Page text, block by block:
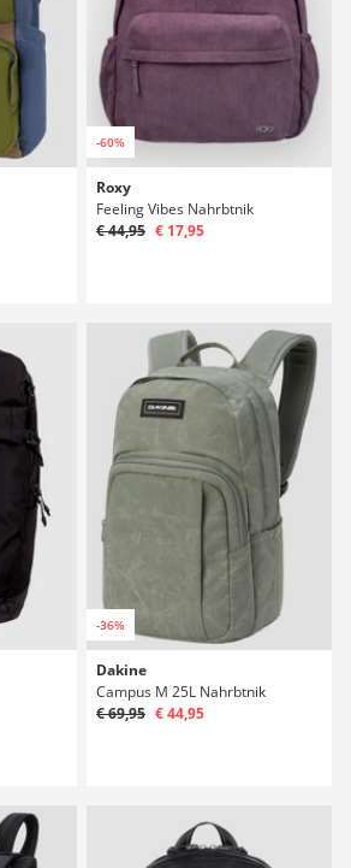
-60%
Roxy
Feeling Vibes Nahrbtnik
€ 44,95 € 17,95
-36%
Dakine
Campus M 25L Nahrbtnik
€ 69,95 € 44,95